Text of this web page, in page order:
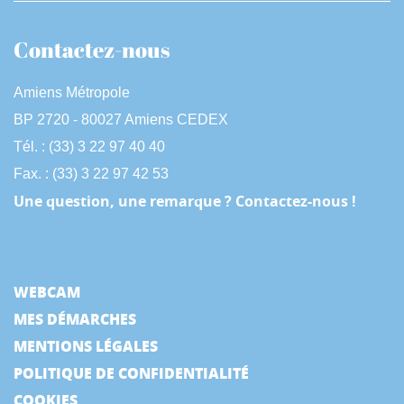
Contactez-nous
Amiens Métropole
BP 2720 - 80027 Amiens CEDEX
Tél. : (33) 3 22 97 40 40
Fax. : (33) 3 22 97 42 53
Une question, une remarque ? Contactez-nous !
WEBCAM
MES DÉMARCHES
MENTIONS LÉGALES
POLITIQUE DE CONFIDENTIALITÉ
COOKIES